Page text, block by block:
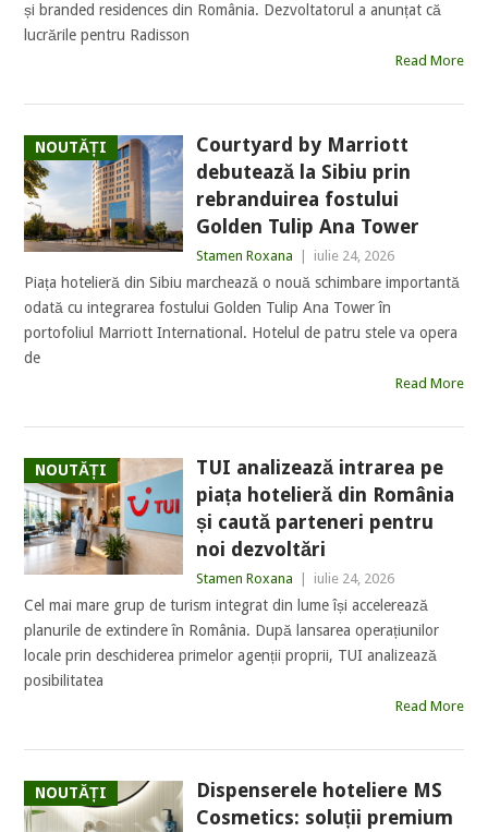
și branded residences din România. Dezvoltatorul a anunțat că
lucrările pentru Radisson
Read More
NOUTĂȚI
Courtyard by Marriott
debutează la Sibiu prin
rebranduirea fostului
Golden Tulip Ana Tower
Stamen Roxana iulie 24, 2026
Piața hotelieră din Sibiu marchează o nouă schimbare importantă
odată cu integrarea fostului Golden Tulip Ana Tower în
portofoliul Marriott International. Hotelul de patru stele va opera
de
Read More
NOUTĂȚI
TUI analizează intrarea pe
piața hotelieră din România
și caută parteneri pentru
noi dezvoltări
Stamen Roxana iulie 24, 2026
Cel mai mare grup de turism integrat din lume își accelerează
planurile de extindere în România. După lansarea operațiunilor
locale prin deschiderea primelor agenții proprii, TUI analizează
posibilitatea
Read More
NOUTĂȚI
Dispenserele hoteliere MS
Cosmetics: soluții premium